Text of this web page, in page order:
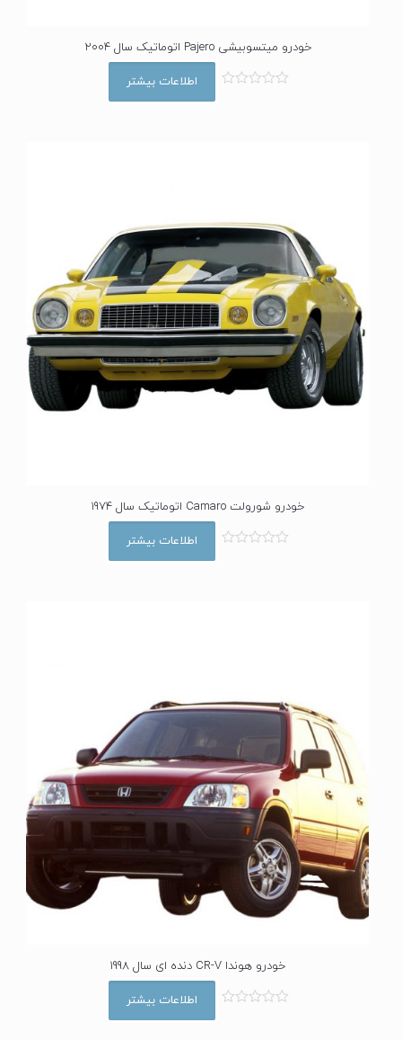
خودرو میتسوبیشی Pajero اتوماتیک سال 2004
اطلاعات بیشتر
خودرو شورولت Camaro اتوماتیک سال 1974
اطلاعات بیشتر
خودرو هوندا CR-V دنده ای سال 1998
اطلاعات بیشتر